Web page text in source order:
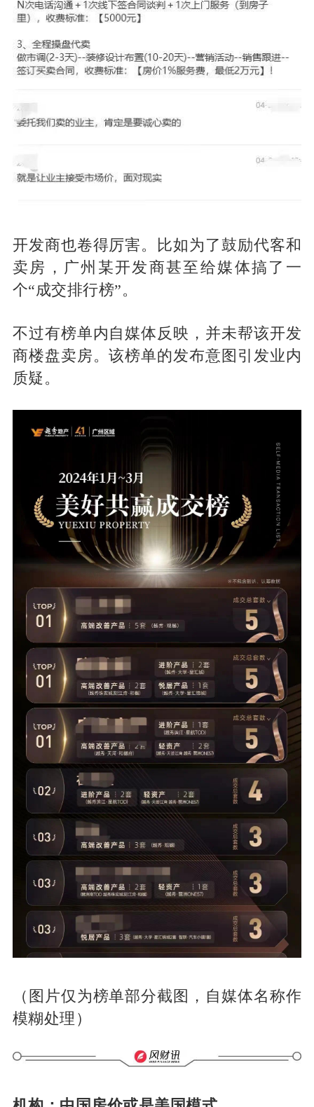
开发商也卷得厉害。比如为了鼓励代客和
卖房，广州某开发商甚至给媒体搞了一
个“成交排行榜”。
不过有榜单内自媒体反映，并未帮该开发
商楼盘卖房。该榜单的发布意图引发业内
质疑。
（图片仅为榜单部分截图，自媒体名称作
模糊处理）